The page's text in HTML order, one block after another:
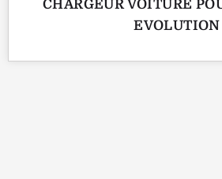
CHARGEUR VOITURE
EVOLUTION